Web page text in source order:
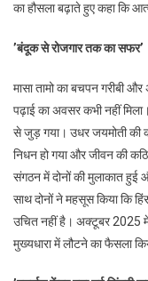
का हौसला बढ़ाते हुए कहा कि
’बंदूक से रोजगार तक का सफर’
मासा तामो का बचपन गरीबी
पढ़ाई का अवसर कभी नहीं
से जुड़ गया। उधर जयमोती की
निधन हो गया और जीवन की
संगठन में दोनों की मुलाकात हुई
साथ दोनों ने महसूस किया कि
उचित नहीं है। अक्टूबर 2025
मुख्यधारा में लौटने का फैसला